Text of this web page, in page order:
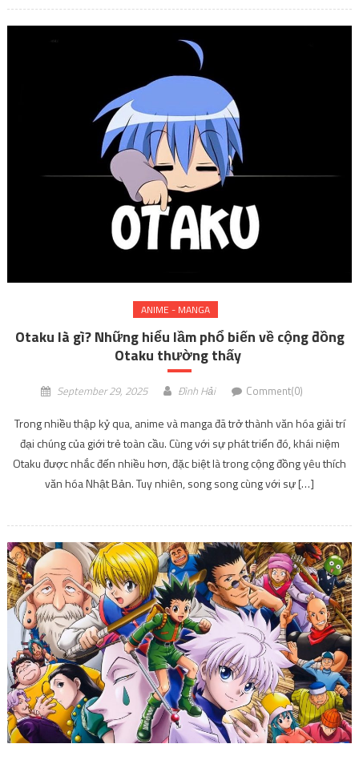
ANIME - MANGA
Otaku là gì? Những hiểu lầm phổ biến về cộng đồng
Otaku thường thấy
September 29, 2025 Đình Hải Comment(0)
Trong nhiều thập kỷ qua, anime và manga đã trở thành văn hóa giải trí
đại chúng của giới trẻ toàn cầu. Cùng với sự phát triển đó, khái niệm
Otaku được nhắc đến nhiều hơn, đặc biệt là trong cộng đồng yêu thích
văn hóa Nhật Bản. Tuy nhiên, song song cùng với sự […]